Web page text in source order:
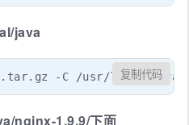
java
-C /usr/local/java
复制代码
nginx-1.9.9/下面